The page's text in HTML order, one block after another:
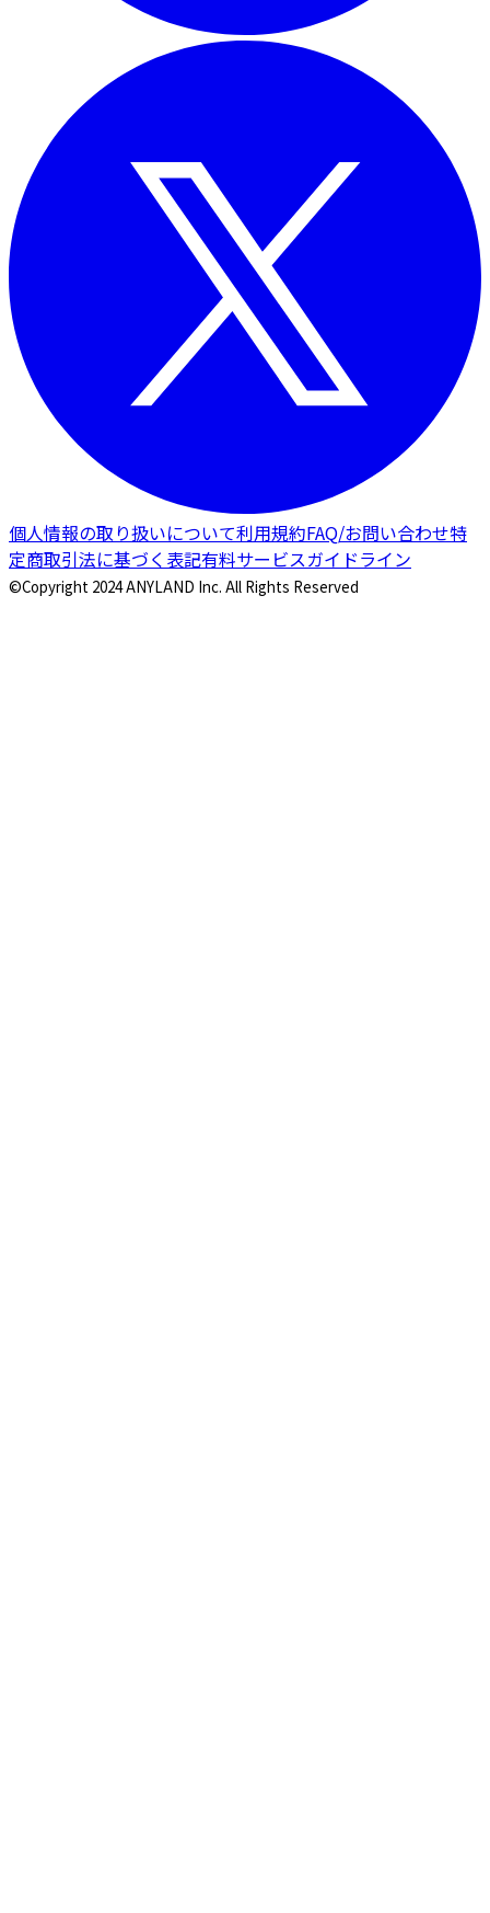
個人情報の取り扱いについて利用規約FAQ/お問い合わせ特
定商取引法に基づく表記有料サービスガイドライン
©Copyright 2024 ANYLAND Inc. All Rights Reserved